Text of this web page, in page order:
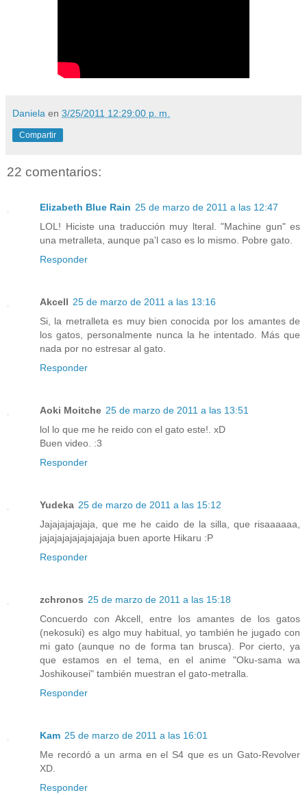
Daniela en 3/25/2011 12:29:00 p. m.
Compartir
22 comentarios:
Elizabeth Blue Rain 25 de marzo de 2011 a las 12:47
LOL! Hiciste una traducción muy lteral. "Machine gun" es
una metralleta, aunque pa'l caso es lo mismo. Pobre gato.
Responder
Akcell 25 de marzo de 2011 a las 13:16
Si, la metralleta es muy bien conocida por los amantes de
los gatos, personalmente nunca la he intentado. Más que
nada por no estresar al gato.
Responder
Aoki Moitche 25 de marzo de 2011 a las 13:51
lol lo que me he reido con el gato este!. xD
Buen video. :3
Responder
Yudeka 25 de marzo de 2011 a las 15:12
Jajajajajajaja, que me he caido de la silla, que risaaaaaa,
jajajajajajajajajaja buen aporte Hikaru :P
Responder
zchronos 25 de marzo de 2011 a las 15:18
Concuerdo con Akcell, entre los amantes de los gatos
(nekosuki) es algo muy habitual, yo también he jugado con
mi gato (aunque no de forma tan brusca). Por cierto, ya
que estamos en el tema, en el anime "Oku-sama wa
Joshikousei" también muestran el gato-metralla.
Responder
Kam 25 de marzo de 2011 a las 16:01
Me recordó a un arma en el S4 que es un Gato-Revolver
XD.
Responder